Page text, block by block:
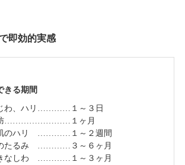
即効的実感
きる期間
わ、ハリ…………１～３日
肪……………………１ヶ月
のハリ …………１～２週間
たるみ …………３～６ヶ月
なしわ …………１～３ヶ月